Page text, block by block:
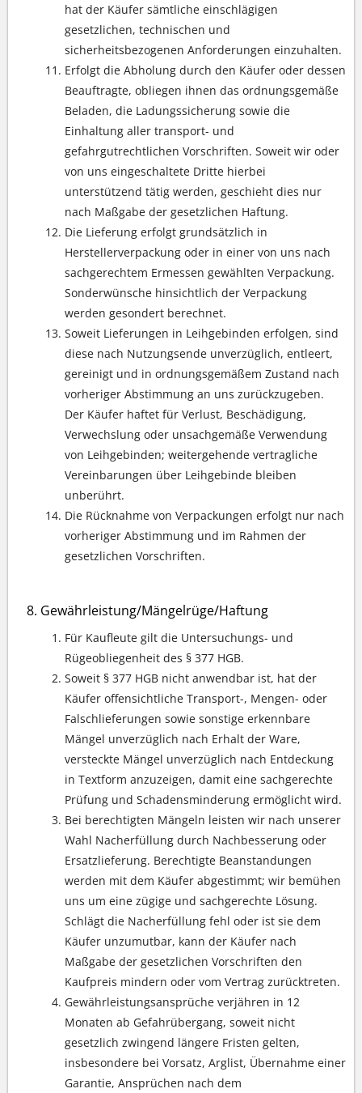
hat der Käufer sämtliche einschlägigen
gesetzlichen, technischen und
sicherheitsbezogenen Anforderungen einzuhalten.
Erfolgt die Abholung durch den Käufer oder dessen
Beauftragte, obliegen ihnen das ordnungsgemäße
Beladen, die Ladungssicherung sowie die
Einhaltung aller transport- und
gefahrgutrechtlichen Vorschriften. Soweit wir oder
von uns eingeschaltete Dritte hierbei
unterstützend tätig werden, geschieht dies nur
nach Maßgabe der gesetzlichen Haftung.
Die Lieferung erfolgt grundsätzlich in
Herstellerverpackung oder in einer von uns nach
sachgerechtem Ermessen gewählten Verpackung.
Sonderwünsche hinsichtlich der Verpackung
werden gesondert berechnet.
Soweit Lieferungen in Leihgebinden erfolgen, sind
diese nach Nutzungsende unverzüglich, entleert,
gereinigt und in ordnungsgemäßem Zustand nach
vorheriger Abstimmung an uns zurückzugeben.
Der Käufer haftet für Verlust, Beschädigung,
Verwechslung oder unsachgemäße Verwendung
von Leihgebinden; weitergehende vertragliche
Vereinbarungen über Leihgebinde bleiben
unberührt.
Die Rücknahme von Verpackungen erfolgt nur nach
vorheriger Abstimmung und im Rahmen der
gesetzlichen Vorschriften.
Gewährleistung/Mängelrüge/Haftung
Für Kaufleute gilt die Untersuchungs- und
Rügeobliegenheit des § 377 HGB.
Soweit § 377 HGB nicht anwendbar ist, hat der
Käufer offensichtliche Transport-, Mengen- oder
Falschlieferungen sowie sonstige erkennbare
Mängel unverzüglich nach Erhalt der Ware,
versteckte Mängel unverzüglich nach Entdeckung
in Textform anzuzeigen, damit eine sachgerechte
Prüfung und Schadensminderung ermöglicht wird.
Bei berechtigten Mängeln leisten wir nach unserer
Wahl Nacherfüllung durch Nachbesserung oder
Ersatzlieferung. Berechtigte Beanstandungen
werden mit dem Käufer abgestimmt; wir bemühen
uns um eine zügige und sachgerechte Lösung.
Schlägt die Nacherfüllung fehl oder ist sie dem
Käufer unzumutbar, kann der Käufer nach
Maßgabe der gesetzlichen Vorschriften den
Kaufpreis mindern oder vom Vertrag zurücktreten.
Gewährleistungsansprüche verjähren in 12
Monaten ab Gefahrübergang, soweit nicht
gesetzlich zwingend längere Fristen gelten,
insbesondere bei Vorsatz, Arglist, Übernahme einer
Garantie, Ansprüchen nach dem